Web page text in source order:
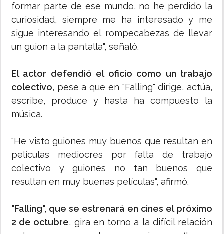
formar parte de ese mundo, no he perdido la
curiosidad, siempre me ha interesado y me
sigue interesando el rompecabezas de llevar
un guion a la pantalla", señaló.
El actor defendió el oficio como un trabajo
colectivo, pese a que en "Falling" dirige, actúa,
escribe, produce y hasta ha compuesto la
música.
"He visto guiones muy buenos que resultan en
películas mediocres por falta de trabajo
colectivo y guiones no tan buenos que
resultan en muy buenas películas", afirmó.
"Falling", que se estrenará en cines el próximo
2 de octubre, gira en torno a la difícil relación